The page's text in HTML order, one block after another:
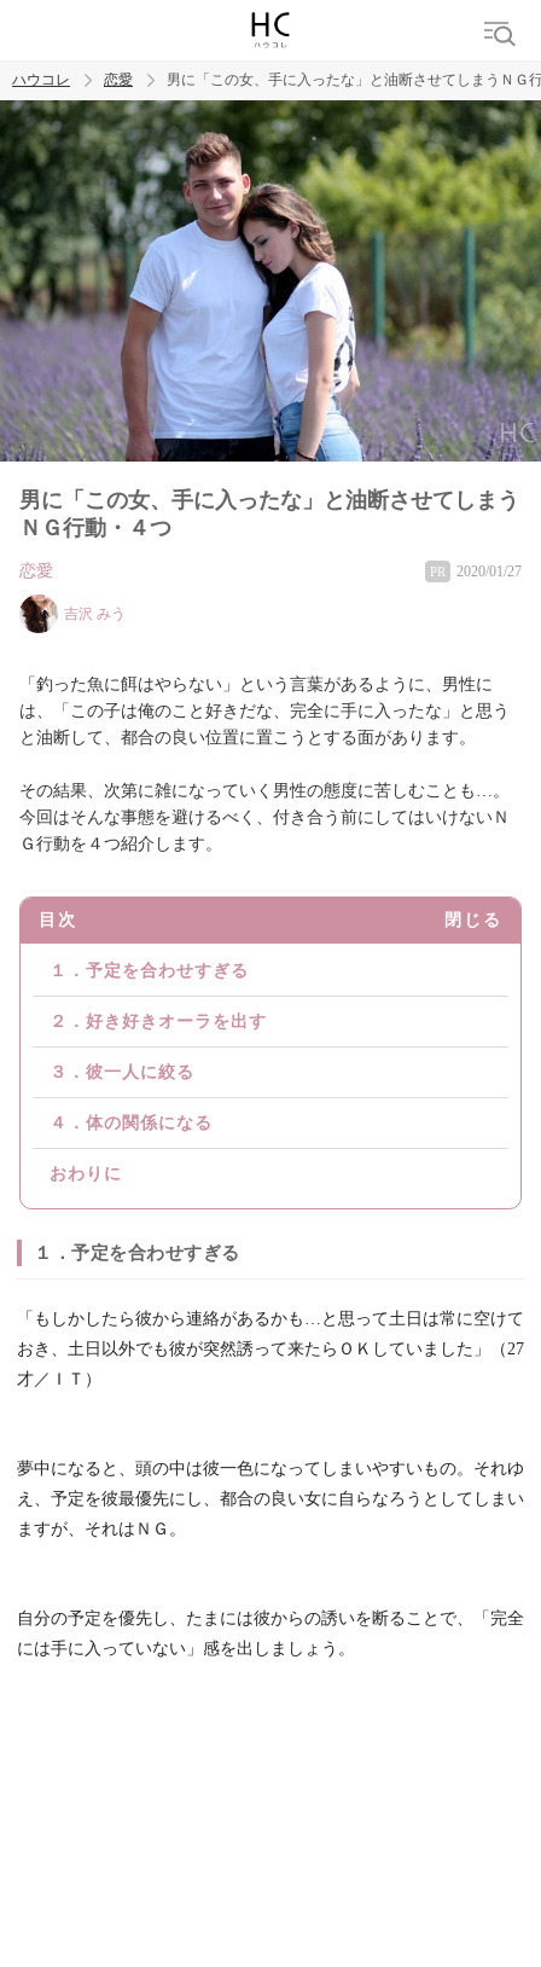
トレンド ワード
ハウコレ 恋愛 男に「この女、手に入ったな」と油断させてしまうＮＧ
男に「この女、手に入ったな」と油断させてしまう
ＮＧ行動・４つ
恋愛 PR 2020/01/27
吉沢 みう
「釣った魚に餌はやらない」という言葉があるように、男性に
は、「この子は俺のこと好きだな、完全に手に入ったな」と思う
と油断して、都合の良い位置に置こうとする面があります。
その結果、次第に雑になっていく男性の態度に苦しむことも…。
今回はそんな事態を避けるべく、付き合う前にしてはいけないＮ
Ｇ行動を４つ紹介します。
目次 閉じる
１．予定を合わせすぎる
２．好き好きオーラを出す
３．彼一人に絞る
４．体の関係になる
おわりに
１．予定を合わせすぎる
「もしかしたら彼から連絡があるかも…と思って土日は常に空けて
おき、土日以外でも彼が突然誘って来たらＯＫしていました」（27
才／ＩＴ）
夢中になると、頭の中は彼一色になってしまいやすいもの。それゆ
え、予定を彼最優先にし、都合の良い女に自らなろうとしてしまい
ますが、それはＮＧ。
自分の予定を優先し、たまには彼からの誘いを断ることで、「完全
には手に入っていない」感を出しましょう。